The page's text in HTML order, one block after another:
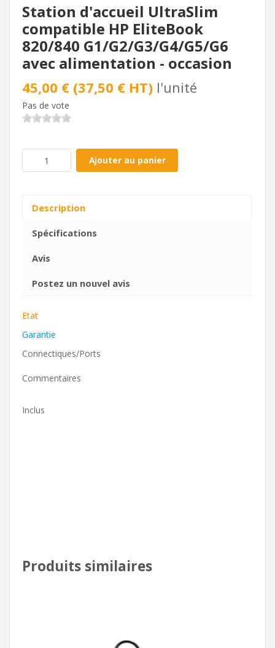
Station d'accueil UltraSlim
compatible HP EliteBook
820/840 G1/G2/G3/G4/G5/G6
avec alimentation - occasion
45,00 € (37,50 € HT) l'unité
Pas de vote
Ajouter au panier
Description
Spécifications
Avis
Postez un nouvel avis
Etat
Garantie
Connectiques/Ports
Commentaires
Inclus
Produits similaires